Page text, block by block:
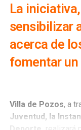
La
sensibilizar
acerca de
fomentar
Villa de Pozos, a
Juventud, la